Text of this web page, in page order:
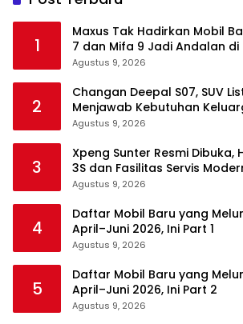
1
Maxus Tak Hadirkan Mobil
7 dan Mifa 9 Jadi Andalan di
Agustus 9, 2026
2
Changan Deepal S07, SUV
Menjawab Kebutuhan
Agustus 9, 2026
3
Xpeng Sunter Resmi Dibuka,
3S dan Fasilitas Servis
Agustus 9, 2026
4
Daftar Mobil Baru yang
April–Juni 2026, Ini Part 1
Agustus 9, 2026
5
Daftar Mobil Baru yang
April–Juni 2026, Ini Part 2
Agustus 9, 2026